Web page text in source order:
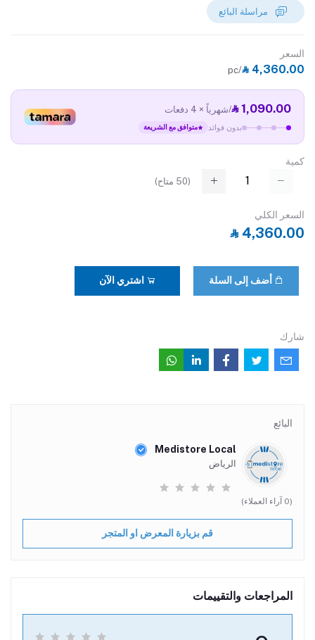
السعر
‎⃁ 4,360.00
/pc
‎⃁ 1,090.00/شهرياً × 4 دفعات
بدون فوائد متوافق مع الشريعة
كمية
(
50 متاح)
السعر الكلي
‎⃁ 4,360.00
أضف إلى السلة اشتري الآن
شارك
البائع
Medistore Local
الرياض
(0 آراء العملاء)
قم بزيارة المعرض او المتجر
المراجعات والتقييمات